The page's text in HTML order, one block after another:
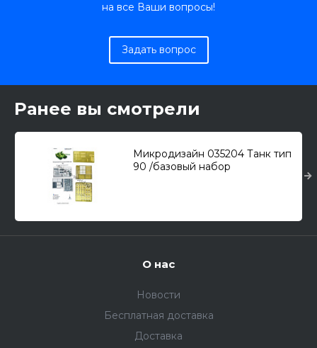
на все Ваши вопросы!
Задать вопрос
Ранее вы смотрели
Микродизайн 035204 Танк тип
90 /базовый набор
О нас
Новости
Бесплатная доставка
Доставка